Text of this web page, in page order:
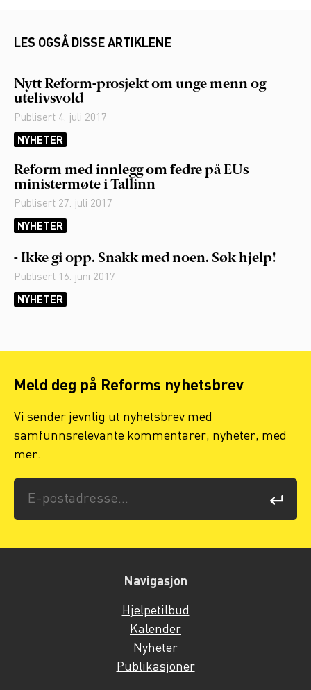
LES OGSÅ DISSE ARTIKLENE
Nytt Reform-prosjekt om unge menn og
utelivsvold
Publisert 4. juli 2017
NYHETER
Reform med innlegg om fedre på EUs
ministermøte i Tallinn
Publisert 27. juli 2017
NYHETER
- Ikke gi opp. Snakk med noen. Søk hjelp!
Publisert 16. juni 2017
NYHETER
Meld deg på Reforms nyhetsbrev
Vi sender jevnlig ut nyhetsbrev med
samfunnsrelevante kommentarer, nyheter, med
mer.
Navigasjon
Hjelpetilbud
Kalender
Nyheter
Publikasjoner